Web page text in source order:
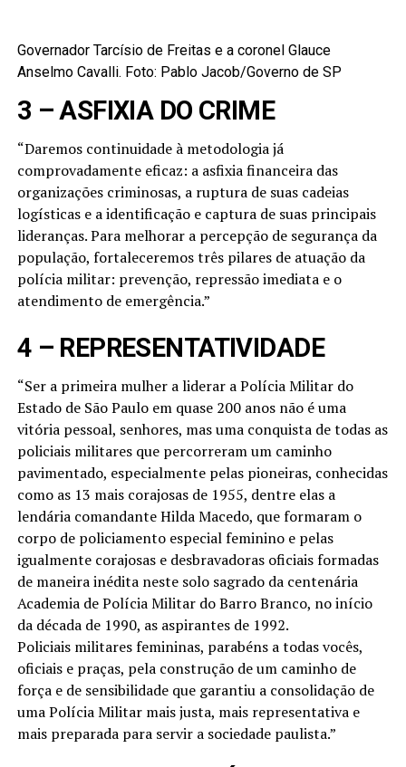
Governador Tarcísio de Freitas e a coronel Glauce
Anselmo Cavalli. Foto: Pablo Jacob/Governo de SP
3 – ASFIXIA DO CRIME
“Daremos continuidade à metodologia já
comprovadamente eficaz: a asfixia financeira das
organizações criminosas, a ruptura de suas cadeias
logísticas e a identificação e captura de suas principais
lideranças. Para melhorar a percepção de segurança da
população, fortaleceremos três pilares de atuação da
polícia militar: prevenção, repressão imediata e o
atendimento de emergência.”
4 – REPRESENTATIVIDADE
“Ser a primeira mulher a liderar a Polícia Militar do
Estado de São Paulo em quase 200 anos não é uma
vitória pessoal, senhores, mas uma conquista de todas as
policiais militares que percorreram um caminho
pavimentado, especialmente pelas pioneiras, conhecidas
como as 13 mais corajosas de 1955, dentre elas a
lendária comandante Hilda Macedo, que formaram o
corpo de policiamento especial feminino e pelas
igualmente corajosas e desbravadoras oficiais formadas
de maneira inédita neste solo sagrado da centenária
Academia de Polícia Militar do Barro Branco, no início
da década de 1990, as aspirantes de 1992.
Policiais militares femininas, parabéns a todas vocês,
oficiais e praças, pela construção de um caminho de
força e de sensibilidade que garantiu a consolidação de
uma Polícia Militar mais justa, mais representativa e
mais preparada para servir a sociedade paulista.”